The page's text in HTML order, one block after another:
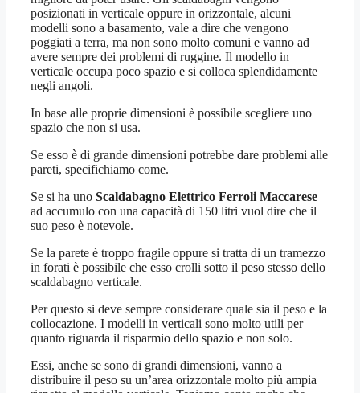
posizionati in verticale oppure in orizzontale, alcuni
modelli sono a basamento, vale a dire che vengono
poggiati a terra, ma non sono molto comuni e vanno ad
avere sempre dei problemi di ruggine. Il modello in
verticale occupa poco spazio e si colloca splendidamente
negli angoli.
In base alle proprie dimensioni è possibile scegliere uno
spazio che non si usa.
Se esso è di grande dimensioni potrebbe dare problemi alle
pareti, specifichiamo come.
Se si ha uno Scaldabagno Elettrico Ferroli Maccarese
ad accumulo con una capacità di 150 litri vuol dire che il
suo peso è notevole.
Se la parete è troppo fragile oppure si tratta di un tramezzo
in forati è possibile che esso crolli sotto il peso stesso dello
scaldabagno verticale.
Per questo si deve sempre considerare quale sia il peso e la
collocazione. I modelli in verticali sono molto utili per
quanto riguarda il risparmio dello spazio e non solo.
Essi, anche se sono di grandi dimensioni, vanno a
distribuire il peso su un’area orizzontale molto più ampia